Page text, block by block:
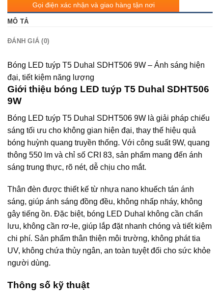
Gọi điện xác nhận và giao hàng tận nơi
MÔ TẢ
ĐÁNH GIÁ (0)
Bóng LED tuýp T5 Duhal SDHT506 9W – Ánh sáng hiện
đại, tiết kiệm năng lượng
Giới thiệu bóng LED tuýp T5 Duhal SDHT506
9W
Bóng LED tuýp T5 Duhal SDHT506 9W là giải pháp chiếu
sáng tối ưu cho không gian hiện đại, thay thế hiệu quả
bóng huỳnh quang truyền thống. Với công suất 9W, quang
thông 550 lm và chỉ số CRI 83, sản phẩm mang đến ánh
sáng trung thực, rõ nét, dễ chịu cho mắt.
Thân đèn được thiết kế từ nhựa nano khuếch tán ánh
sáng, giúp ánh sáng đồng đều, không nhấp nháy, không
gây tiếng ồn. Đặc biệt, bóng LED Duhal không cần chấn
lưu, không cần rơ-le, giúp lắp đặt nhanh chóng và tiết kiệm
chi phí. Sản phẩm thân thiện môi trường, không phát tia
UV, không chứa thủy ngân, an toàn tuyệt đối cho sức khỏe
người dùng.
Thông số kỹ thuật